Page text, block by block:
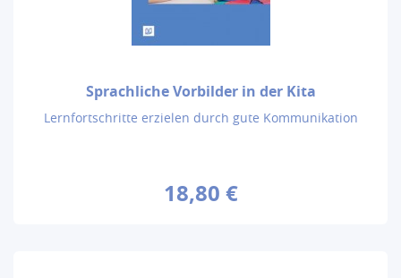
Sprachliche Vorbilder in der Kita
Lernfortschritte erzielen durch gute Kommunikation
18,80 €